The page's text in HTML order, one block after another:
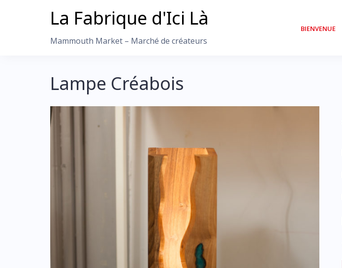
La Fabrique d'Ici Là
Mammouth Market – Marché de créateurs
BIENVENUE
Lampe Créabois